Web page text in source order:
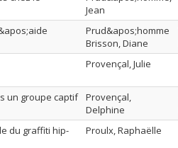
Jean
Prud&apos;homme
Brisson, Diane
Provençal, Julie
un groupe captif
Provençal,
Delphine
du graffiti hip-
Proulx, Raphaëlle